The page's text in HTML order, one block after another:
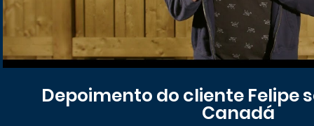
Depoimento do cliente Felipe
Canadá